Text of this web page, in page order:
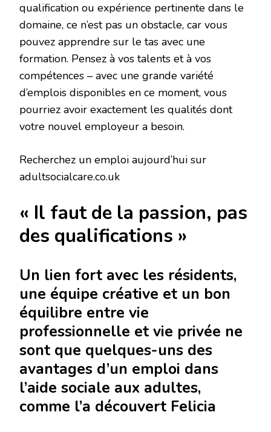
qualification ou expérience pertinente dans le
domaine, ce n’est pas un obstacle, car vous
pouvez apprendre sur le tas avec une
formation. Pensez à vos talents et à vos
compétences – avec une grande variété
d’emplois disponibles en ce moment, vous
pourriez avoir exactement les qualités dont
votre nouvel employeur a besoin.
Recherchez un emploi aujourd’hui sur
adultsocialcare.co.uk
« Il faut de la passion, pas
des qualifications »
Un lien fort avec les résidents,
une équipe créative et un bon
équilibre entre vie
professionnelle et vie privée ne
sont que quelques-uns des
avantages d’un emploi dans
l’aide sociale aux adultes,
comme l’a découvert Felicia